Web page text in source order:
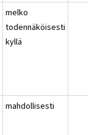
melko
todennäköisesti
kyllä
mahdollisesti